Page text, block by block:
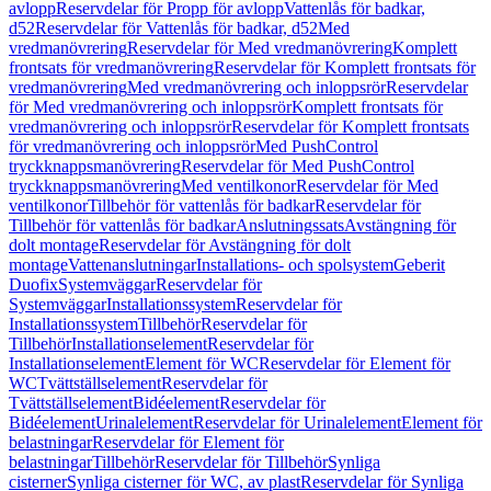
avloppReservdelar för Propp för avloppVattenlås för badkar,
d52Reservdelar för Vattenlås för badkar, d52Med
vredmanövreringReservdelar för Med vredmanövreringKomplett
frontsats för vredmanövreringReservdelar för Komplett frontsats för
vredmanövreringMed vredmanövrering och inloppsrörReservdelar
för Med vredmanövrering och inloppsrörKomplett frontsats för
vredmanövrering och inloppsrörReservdelar för Komplett frontsats
för vredmanövrering och inloppsrörMed PushControl
tryckknappsmanövreringReservdelar för Med PushControl
tryckknappsmanövreringMed ventilkonorReservdelar för Med
ventilkonorTillbehör för vattenlås för badkarReservdelar för
Tillbehör för vattenlås för badkarAnslutningssatsAvstängning för
dolt montageReservdelar för Avstängning för dolt
montageVattenanslutningarInstallations- och spolsystemGeberit
DuofixSystemväggarReservdelar för
SystemväggarInstallationssystemReservdelar för
InstallationssystemTillbehörReservdelar för
TillbehörInstallationselementReservdelar för
InstallationselementElement för WCReservdelar för Element för
WCTvättställselementReservdelar för
TvättställselementBidéelementReservdelar för
BidéelementUrinalelementReservdelar för UrinalelementElement för
belastningarReservdelar för Element för
belastningarTillbehörReservdelar för TillbehörSynliga
cisternerSynliga cisterner för WC, av plastReservdelar för Synliga